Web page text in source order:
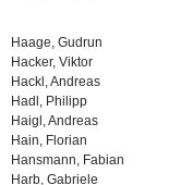
Haage, Gudrun
Hacker, Viktor
Hackl, Andreas
Hadl, Philipp
Haigl, Andreas
Hain, Florian
Hansmann, Fabian
Harb, Gabriele